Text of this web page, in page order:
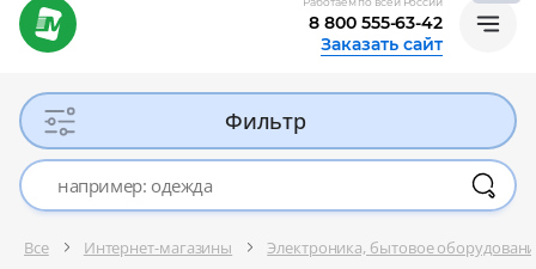
8 800 555-63-42
Заказать сайт
Фильтр
Все Интернет-магазины Электроника, бытовое